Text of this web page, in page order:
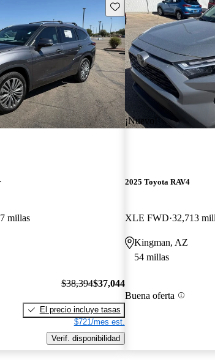
Guarda este Aviso
millas
$38,394$37,044
El precio incluye tasas
$721/mes est.
Verif. disponibilidad
¡Nuevo!
2025 Toyota RAV4
XLE FWD 32,713
Kingman, AZ
54 millas
Buena oferta